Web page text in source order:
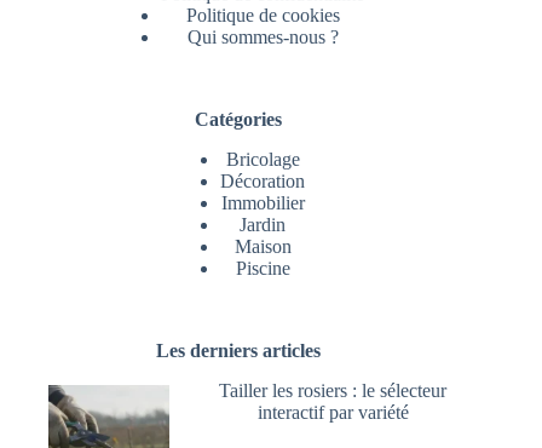
Politique de cookies
Qui sommes-nous ?
Catégories
Bricolage
Décoration
Immobilier
Jardin
Maison
Piscine
Les derniers articles
Tailler les rosiers : le sélecteur
interactif par variété